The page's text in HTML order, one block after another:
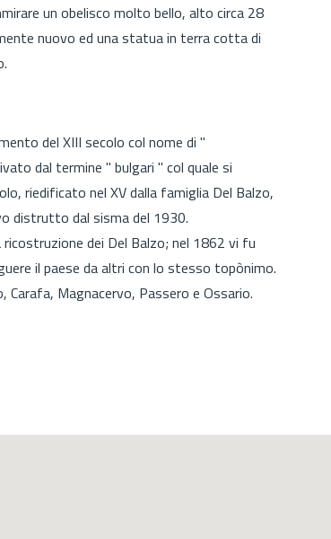
un obelisco molto bello, alto circa 28
nuovo ed una statua in terra cotta di
del XIII secolo col nome di "
dal termine " bulgari " col quale si
riedificato nel XV dalla famiglia Del Balzo,
distrutto dal sisma del 1930.
dei Del Balzo; nel 1862 vi fu
il paese da altri con lo stesso topònimo.
Magnacervo, Passero e Ossario.